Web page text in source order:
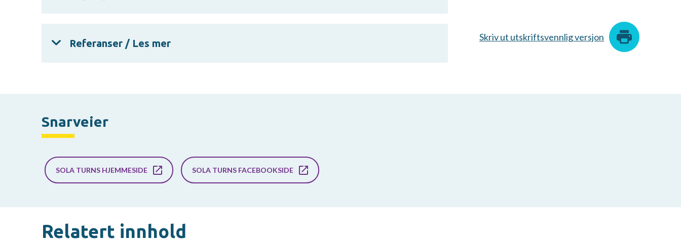
Referanser / Les mer
Skriv ut utskriftsvennlig versjon
Snarveier
SOLA TURNS HJEMMESIDE SOLA TURNS FACEBOOKSIDE
Relatert innhold